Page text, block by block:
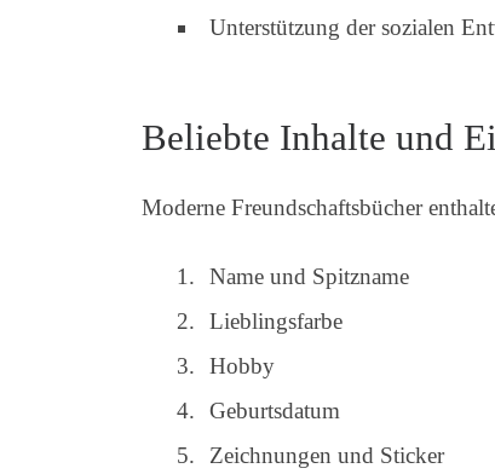
Unterstützung der sozialen
Beliebte Inhalte und
Moderne Freundschaftsbücher
Name und Spitzname
Lieblingsfarbe
Hobby
Geburtsdatum
Zeichnungen und Sticker